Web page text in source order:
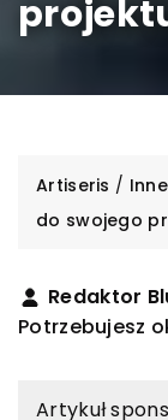
Artiseris / Inne
do swojego
Redaktor
Potrzebujesz
Artykuł